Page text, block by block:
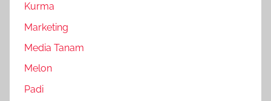
Kurma
Marketing
Media Tanam
Melon
Padi